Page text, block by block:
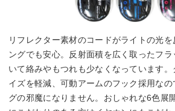
リフレクター素材のコードがライトの光
ングでも安心。反射面積を広く取ったフ
いて絡みやもつれも少なくなっています
イズを軽減、可動アームのフック採用な
グの邪魔になりません。おしゃれな6色展